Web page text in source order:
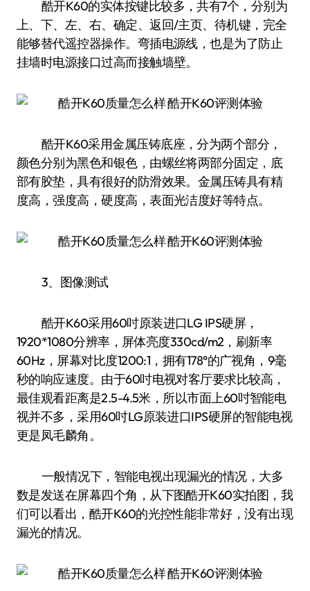
酷开K60的实体按键比较多，共有7个，分别为
上、下、左、右、确定、返回/主页、待机键，完全
能够替代遥控器操作。弯插电源线，也是为了防止
挂墙时电源接口过高而接触墙壁。
酷开K60采用金属压铸底座，分为两个部分，
颜色分别为黑色和银色，由螺丝将两部分固定，底
部有胶垫，具有很好的防滑效果。金属压铸具有精
度高，强度高，硬度高，表面光洁度好等特点。
3、图像测试
酷开K60采用60吋原装进口LG IPS硬屏，
1920*1080分辨率，屏体亮度330cd/m2，刷新率
60Hz，屏幕对比度1200:1，拥有178°的广视角，9毫
秒的响应速度。由于60吋电视对客厅要求比较高，
最佳观看距离是2.5-4.5米，所以市面上60吋智能电
视并不多，采用60吋LG原装进口IPS硬屏的智能电视
更是凤毛麟角。
一般情况下，智能电视出现漏光的情况，大多
数是发送在屏幕四个角，从下图酷开K60实拍图，我
们可以看出，酷开K60的光控性能非常好，没有出现
漏光的情况。